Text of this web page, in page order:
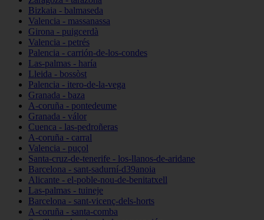
Bizkaia - balmaseda
Valencia - massanassa
Girona - puigcerdà
Valencia - petrés
Palencia - carrión-de-los-condes
Las-palmas - haría
Lleida - bossòst
Palencia - itero-de-la-vega
Granada - baza
A-coruña - pontedeume
Granada - válor
Cuenca - las-pedroñeras
A-coruña - carral
Valencia - puçol
Santa-cruz-de-tenerife - los-llanos-de-aridane
Barcelona - sant-sadurní-d39anoia
Alicante - el-poble-nou-de-benitatxell
Las-palmas - tuineje
Barcelona - sant-vicenç-dels-horts
A-coruña - santa-comba